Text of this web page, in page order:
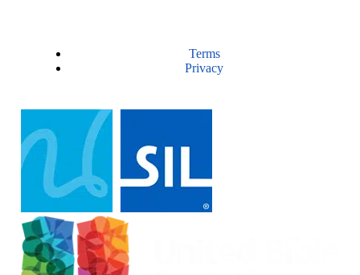
Terms
Privacy